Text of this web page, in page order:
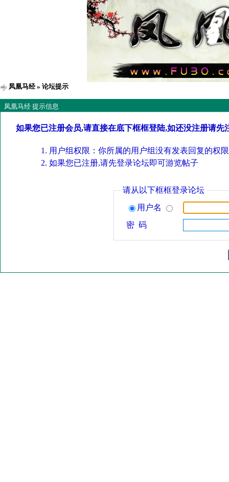
凤凰马经» 论坛提示
凤凰马经 提示信息
如果您已注册会员,请直接在底下框框登陆,如还没注册请先
用户组权限：你所属的用户组没有发表回复的权
如果您已注册,请先登录论坛即可游览帖子
请从以下框框登录论坛
用户名
密 码